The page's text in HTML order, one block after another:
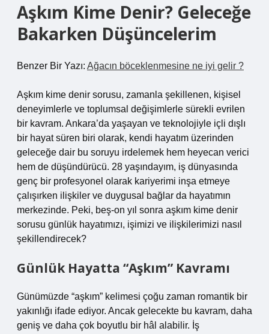
Aşkım Kime Denir? Geleceğe
Bakarken Düşüncelerim
Benzer Bir Yazı: Ağacın böceklenmesine ne iyi gelir ?
Aşkım kime denir sorusu, zamanla şekillenen, kişisel
deneyimlerle ve toplumsal değişimlerle sürekli evrilen
bir kavram. Ankara’da yaşayan ve teknolojiyle içli dışlı
bir hayat süren biri olarak, kendi hayatım üzerinden
geleceğe dair bu soruyu irdelemek hem heyecan verici
hem de düşündürücü. 28 yaşındayım, iş dünyasında
genç bir profesyonel olarak kariyerimi inşa etmeye
çalışırken ilişkiler ve duygusal bağlar da hayatımın
merkezinde. Peki, beş-on yıl sonra aşkım kime denir
sorusu günlük hayatımızı, işimizi ve ilişkilerimizi nasıl
şekillendirecek?
Günlük Hayatta “Aşkım” Kavramı
Günümüzde “aşkım” kelimesi çoğu zaman romantik bir
yakınlığı ifade ediyor. Ancak gelecekte bu kavram, daha
geniş ve daha çok boyutlu bir hâl alabilir. İş